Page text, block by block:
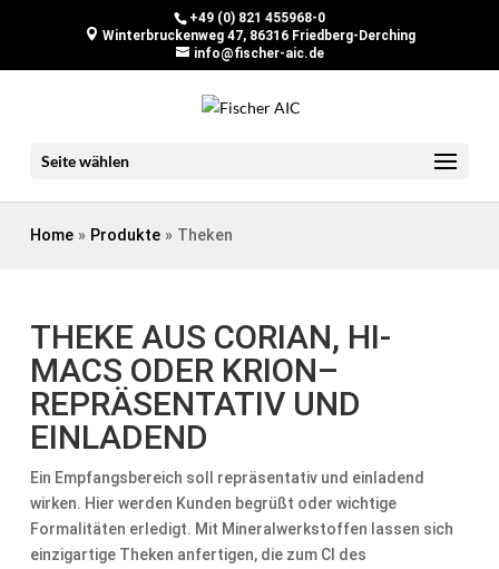
+49 (0) 821 455968-0
Winterbruckenweg 47, 86316 Friedberg-Derching
info@fischer-aic.de
Seite wählen
Home» Produkte» Theken
THEKE AUS CORIAN, HI-
MACS ODER KRION–
REPRÄSENTATIV UND
EINLADEND
Ein Empfangsbereich soll repräsentativ und einladend
wirken. Hier werden Kunden begrüßt oder wichtige
Formalitäten erledigt. Mit Mineralwerkstoffen lassen sich
einzigartige Theken anfertigen, die zum CI des